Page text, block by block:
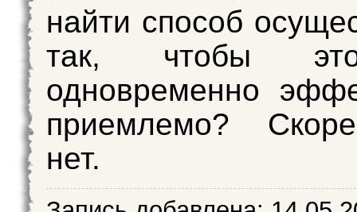
найти способ
так, чтобы
одновременно
приемлемо?
нет.